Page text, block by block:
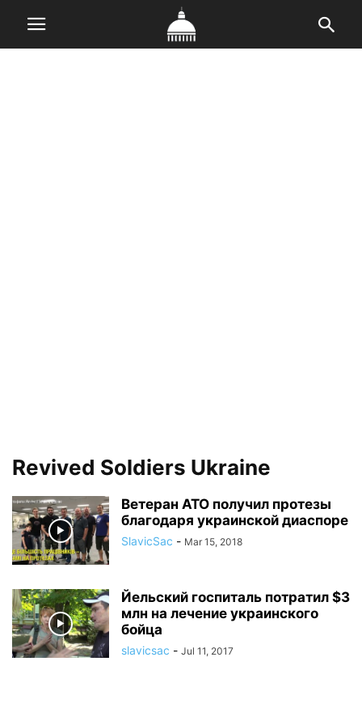
Revived Soldiers Ukraine
Ветеран АТО получил протезы
благодаря украинской диаспоре
SlavicSac - Mar 15, 2018
Йельский госпиталь потратил $3
млн на лечение украинского
бойца
slavicsac - Jul 11, 2017